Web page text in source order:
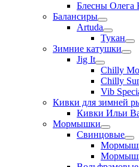
Блесны Олега
Балансиры
Artuda
Тукан
Зимние катушки
Jig It
Chilly
Chilly
Vib
Кивки для зимней
Кивки Ильи
Мормышки
Свинцовые